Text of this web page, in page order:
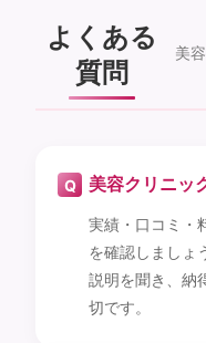
よくある
質問
美
美容クリニッ
実績・口コミ・
を確認しましょ
説明を聞き、納
切です。